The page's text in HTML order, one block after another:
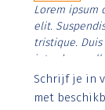
Lorem ipsum
elit.
tristique.
interdum
Aenean
imperdiet.
Schrijf je in
met